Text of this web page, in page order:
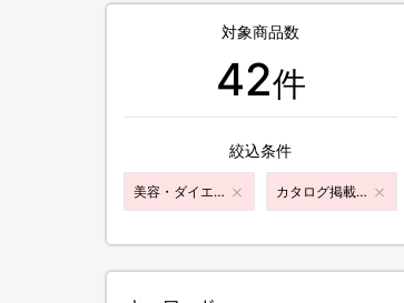
対象商品数
42件
絞込条件
美容・ダイエット カタログ掲載商品